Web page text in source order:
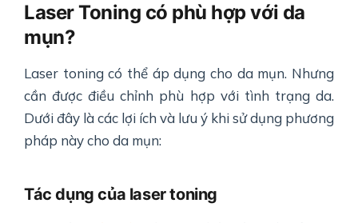
Laser Toning có phù hợp với da
mụn?
Laser toning có thể áp dụng cho da mụn. Nhưng
cần được điều chỉnh phù hợp với tình trạng da.
Dưới đây là các lợi ích và lưu ý khi sử dụng phương
pháp này cho da mụn:
Tác dụng của laser toning